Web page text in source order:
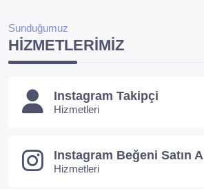
Sunduğumuz
HIZMETLERIMIZ
Instagram Takipçi
Hizmetleri
Instagram Beğeni Satın Al
Hizmetleri